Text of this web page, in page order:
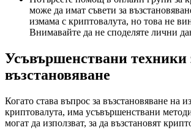
може да имат съвети за
измама с криптовалута, но това не
Внимавайте да не споделяте лични
Усъвършенствани техники
възстановяване
Когато става въпрос за възстановяване на
криптовалута, има усъвършенствани
могат да използват, за да възстановят